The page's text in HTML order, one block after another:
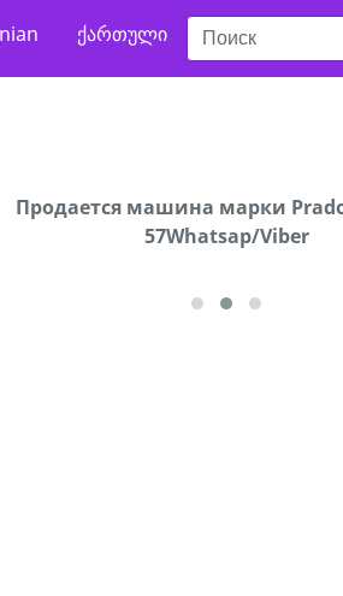
ქართული
Продается машина марки
57Whatsap/Viber